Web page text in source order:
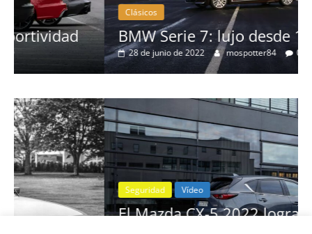
Clásicos
BMW Serie 7: lujo desde 1977
28 de junio de 2022 mospotter84 0
Seguridad Vídeo
El Mazda CX-5 2022 logra la máxima